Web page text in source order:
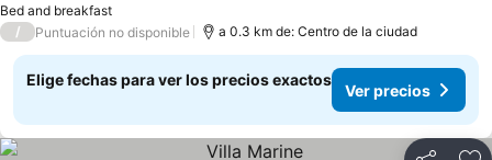
Bed and breakfast
/ Puntuación no disponible a 0.3 km de: Centro de la ciudad
Elige fechas para ver los precios exactos
Ver precios